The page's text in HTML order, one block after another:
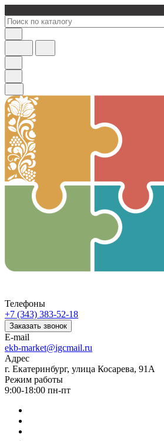
Телефоны
+7 (343) 383-52-18
Заказать звонок
E-mail
ekb-market@igcmail.ru
Адрес
г. Екатеринбург, улица Косарева, 91А
Режим работы
9:00-18:00 пн-пт